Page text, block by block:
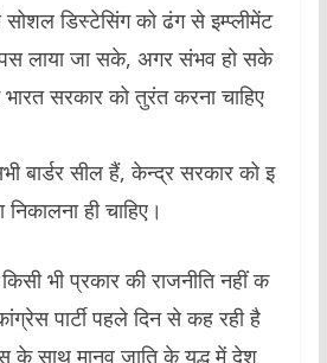
सोशल डिस्टेसिंग को ढंग से इम्प्लीमेंट
लाया जा सके, अगर संभव हो सके
सरकार को तुरंत करना चाहिए
बार्डर सील हैं, केन्द्र सरकार को इ
ही चाहिए।
भी प्रकार की राजनीति नहीं क
पार्टी पहले दिन से कह रही है
के साथ मानव जाति के युद्ध में देश